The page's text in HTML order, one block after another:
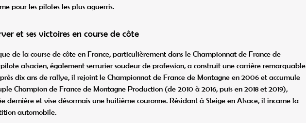
pour les pilotes les plus aguerris.
et ses victoires en course de côte
de la course de côte en France, particulièrement dans le Championnat de France de
alsacien, également serrurier soudeur de profession, a construit une carrière remarquable
dix ans de rallye, il rejoint le Championnat de France de Montagne en 2006 et accumule
Champion de France de Montagne Production (de 2010 à 2016, puis en 2018 et 2019),
dernière et vise désormais une huitième couronne. Résidant à Steige en Alsace, il incarne la
automobile.